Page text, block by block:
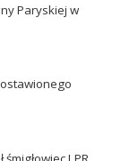
Paryskiej w